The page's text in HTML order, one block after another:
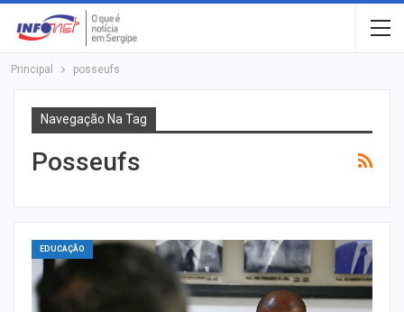
Principal posseufs
Navegação Na Tag
Posseufs
EDUCAÇÃO